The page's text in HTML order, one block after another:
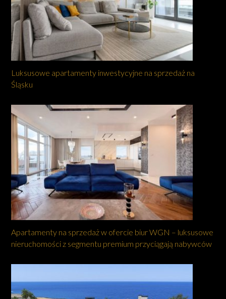
Luksusowe apartamenty inwestycyjne na sprzedaż na
Śląsku
Apartamenty na sprzedaż w ofercie biur WGN – luksusowe
nieruchomości z segmentu premium przyciągają nabywców